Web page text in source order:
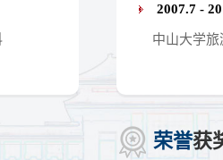
2007.7 -
中山大学
荣誉获